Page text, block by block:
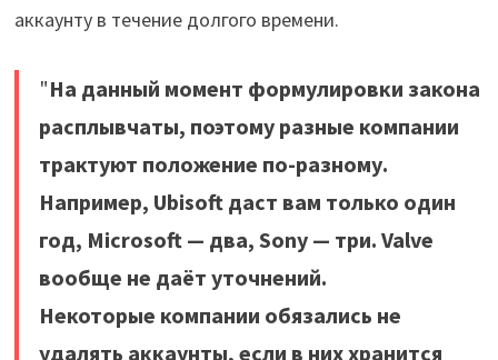
аккаунту в течение долгого времени.
"На данный момент формулировки закона
расплывчаты, поэтому разные компании
трактуют положение по-разному.
Например, Ubisoft даст вам только один
год, Microsoft — два, Sony — три. Valve
вообще не даёт уточнений.
Некоторые компании обязались не
удалять аккаунты, если в них хранится